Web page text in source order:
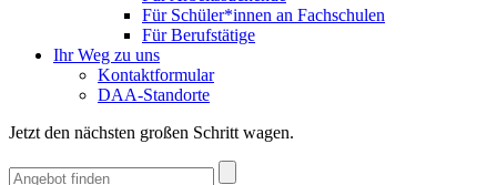
Für Schüler*innen an Fachschulen
Für Berufstätige
Ihr Weg zu uns
Kontaktformular
DAA-Standorte
Jetzt den nächsten großen Schritt wagen.